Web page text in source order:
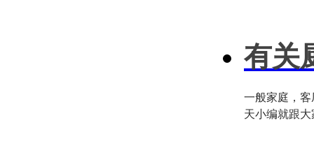
有关
一般家庭，
天小编就跟